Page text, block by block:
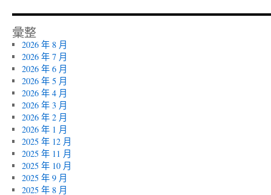
彙整
2026 年 8 月
2026 年 7 月
2026 年 6 月
2026 年 5 月
2026 年 4 月
2026 年 3 月
2026 年 2 月
2026 年 1 月
2025 年 12 月
2025 年 11 月
2025 年 10 月
2025 年 9 月
2025 年 8 月